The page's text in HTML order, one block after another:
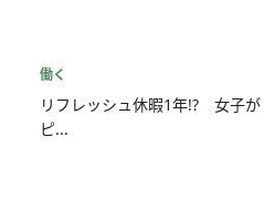
働く
リフレッシュ休暇1年!? 女子
ピ...